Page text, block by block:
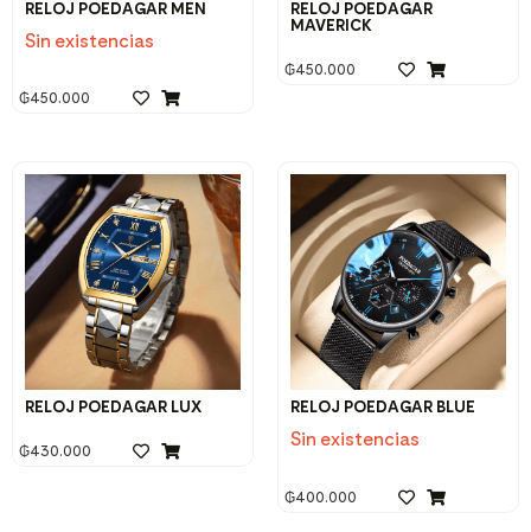
RELOJ POEDAGAR MEN
Sin existencias
₲450.000
RELOJ POEDAGAR
MAVERICK
₲450.000
RELOJ POEDAGAR LUX
₲430.000
RELOJ POEDAGAR BLUE
Sin existencias
₲400.000